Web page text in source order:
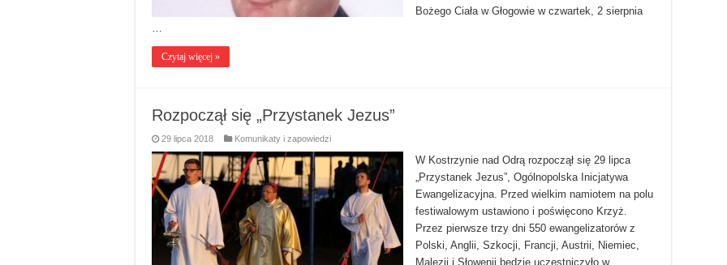
Bożego Ciała w Głogowie w czwartek, 2 sierpnia
…
Czytaj więcej »
Rozpoczął się „Przystanek Jezus”
29 lipca 2018 Komunikaty i zapowiedzi
W Kostrzynie nad Odrą rozpoczął się 29 lipca
„Przystanek Jezus”, Ogólnopolska Inicjatywa
Ewangelizacyjna. Przed wielkim namiotem na polu
festiwalowym ustawiono i poświęcono Krzyż.
Przez pierwsze trzy dni 550 ewangelizatorów z
Polski, Anglii, Szkocji, Francji, Austrii, Niemiec,
Malezji i Słowenii będzie uczestniczyło w